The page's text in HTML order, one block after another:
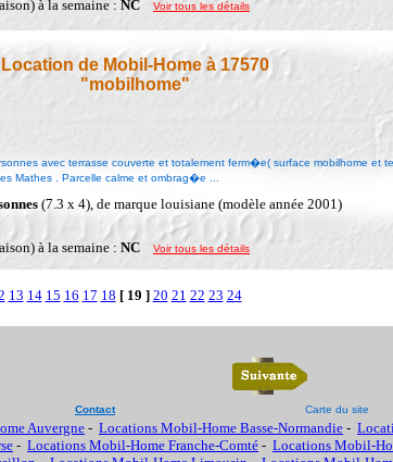
à la semaine : NC Voir tous les détails
Location de Mobil-Home à 17570
"mobilhome"
avec terrasse couverte et totalement ferm�e( surface mobilhome et
Mathes . Parcelle calme et ombrag�e ...
(7.3 x 4), de marque louisiane (modèle année 2001)
à la semaine : NC Voir tous les détails
13 14 15 16 17 18 [ 19 ] 20 21 22 23 24
Contact Carte du site
Auvergne - Locations Mobil-Home Basse-Normandie -
- Locations Mobil-Home Franche-Comté - Locations Mobil-